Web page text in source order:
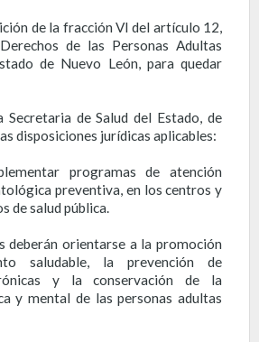
de la fracción VI del artículo 12,
de las Personas Adultas
de Nuevo León, para quedar
Secretaria de Salud del Estado, de
disposiciones jurídicas aplicables:
programas de atención
preventiva, en los centros y
de salud pública.
deberán orientarse a la promoción
saludable, la prevención de
y la conservación de la
y mental de las personas adultas